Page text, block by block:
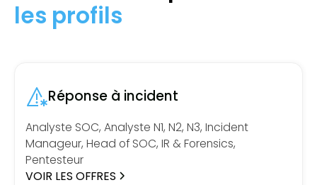
les profils
Réponse à incident
Analyste SOC, Analyste N1, N2, N3, Incident
Manageur, Head of SOC, IR & Forensics,
Pentesteur
VOIR LES OFFRES